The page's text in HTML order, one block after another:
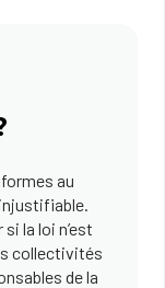
au
la loi n’est
collectivités
de la